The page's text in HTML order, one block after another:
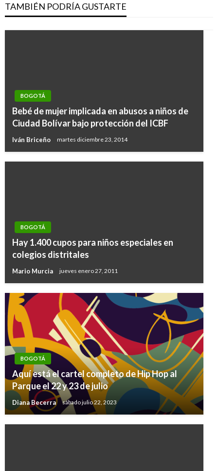
TAMBIÉN PODRÍA GUSTARTE
BOGOTÁ
Bebé de mujer implicada en abusos a niños de
Ciudad Bolívar bajo protección del ICBF
Iván Briceño martes diciembre 23, 2014
BOGOTÁ
Hay 1.400 cupos para niños especiales en
colegios distritales
Mario Murcia jueves enero 27, 2011
BOGOTÁ
Aquí está el cartel completo de Hip Hop al
Parque el 22 y 23 de julio
Diana Becerra sábado julio 22, 2023